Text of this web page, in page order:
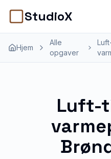
StudioX
Hjem
Alle
opgaver
Luft-